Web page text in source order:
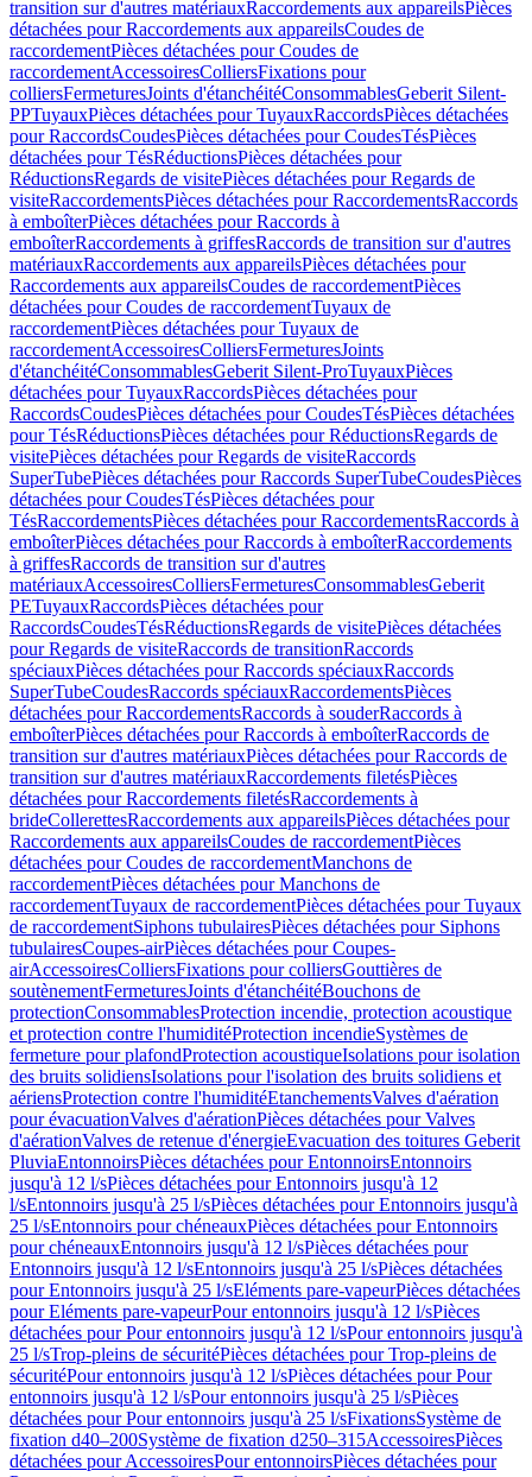
transition sur d'autres matériauxRaccordements aux appareilsPièces
détachées pour Raccordements aux appareilsCoudes de
raccordementPièces détachées pour Coudes de
raccordementAccessoiresColliersFixations pour
colliersFermeturesJoints d'étanchéitéConsommablesGeberit Silent-
PPTuyauxPièces détachées pour TuyauxRaccordsPièces détachées
pour RaccordsCoudesPièces détachées pour CoudesTésPièces
détachées pour TésRéductionsPièces détachées pour
RéductionsRegards de visitePièces détachées pour Regards de
visiteRaccordementsPièces détachées pour RaccordementsRaccords
à emboîterPièces détachées pour Raccords à
emboîterRaccordements à griffesRaccords de transition sur d'autres
matériauxRaccordements aux appareilsPièces détachées pour
Raccordements aux appareilsCoudes de raccordementPièces
détachées pour Coudes de raccordementTuyaux de
raccordementPièces détachées pour Tuyaux de
raccordementAccessoiresColliersFermeturesJoints
d'étanchéitéConsommablesGeberit Silent-ProTuyauxPièces
détachées pour TuyauxRaccordsPièces détachées pour
RaccordsCoudesPièces détachées pour CoudesTésPièces détachées
pour TésRéductionsPièces détachées pour RéductionsRegards de
visitePièces détachées pour Regards de visiteRaccords
SuperTubePièces détachées pour Raccords SuperTubeCoudesPièces
détachées pour CoudesTésPièces détachées pour
TésRaccordementsPièces détachées pour RaccordementsRaccords à
emboîterPièces détachées pour Raccords à emboîterRaccordements
à griffesRaccords de transition sur d'autres
matériauxAccessoiresColliersFermeturesConsommablesGeberit
PETuyauxRaccordsPièces détachées pour
RaccordsCoudesTésRéductionsRegards de visitePièces détachées
pour Regards de visiteRaccords de transitionRaccords
spéciauxPièces détachées pour Raccords spéciauxRaccords
SuperTubeCoudesRaccords spéciauxRaccordementsPièces
détachées pour RaccordementsRaccords à souderRaccords à
emboîterPièces détachées pour Raccords à emboîterRaccords de
transition sur d'autres matériauxPièces détachées pour Raccords de
transition sur d'autres matériauxRaccordements filetésPièces
détachées pour Raccordements filetésRaccordements à
brideCollerettesRaccordements aux appareilsPièces détachées pour
Raccordements aux appareilsCoudes de raccordementPièces
détachées pour Coudes de raccordementManchons de
raccordementPièces détachées pour Manchons de
raccordementTuyaux de raccordementPièces détachées pour Tuyaux
de raccordementSiphons tubulairesPièces détachées pour Siphons
tubulairesCoupes-airPièces détachées pour Coupes-
airAccessoiresColliersFixations pour colliersGouttières de
soutènementFermeturesJoints d'étanchéitéBouchons de
protectionConsommablesProtection incendie, protection acoustique
et protection contre l'humiditéProtection incendieSystèmes de
fermeture pour plafondProtection acoustiqueIsolations pour isolation
des bruits solidiensIsolations pour l'isolation des bruits solidiens et
aériensProtection contre l'humiditéEtanchementsValves d'aération
pour évacuationValves d'aérationPièces détachées pour Valves
d'aérationValves de retenue d'énergieEvacuation des toitures Geberit
PluviaEntonnoirsPièces détachées pour EntonnoirsEntonnoirs
jusqu'à 12 l/sPièces détachées pour Entonnoirs jusqu'à 12
l/sEntonnoirs jusqu'à 25 l/sPièces détachées pour Entonnoirs jusqu'à
25 l/sEntonnoirs pour chéneauxPièces détachées pour Entonnoirs
pour chéneauxEntonnoirs jusqu'à 12 l/sPièces détachées pour
Entonnoirs jusqu'à 12 l/sEntonnoirs jusqu'à 25 l/sPièces détachées
pour Entonnoirs jusqu'à 25 l/sEléments pare-vapeurPièces détachées
pour Eléments pare-vapeurPour entonnoirs jusqu'à 12 l/sPièces
détachées pour Pour entonnoirs jusqu'à 12 l/sPour entonnoirs jusqu'à
25 l/sTrop-pleins de sécuritéPièces détachées pour Trop-pleins de
sécuritéPour entonnoirs jusqu'à 12 l/sPièces détachées pour Pour
entonnoirs jusqu'à 12 l/sPour entonnoirs jusqu'à 25 l/sPièces
détachées pour Pour entonnoirs jusqu'à 25 l/sFixationsSystème de
fixation d40–200Système de fixation d250–315AccessoiresPièces
détachées pour AccessoiresPour entonnoirsPièces détachées pour